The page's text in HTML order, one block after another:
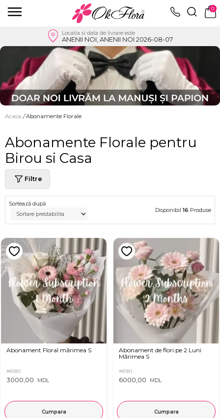
0
Locatia si data de livrare este
ANENII NOI, ANENII NOI 2026-08-07
Acasa / Abonamente Florale
Abonamente Florale pentru
Birou si Casa
Filtre
Sortează după
Disponibil 16 Produse
Abonament Floral mărimea S
#8180
3000,00 MDL
Cumpara
Abonament de flori pe 2 Luni
Mărimea S
#8181
6000,00 MDL
Cumpara